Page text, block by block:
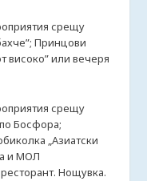
срещу
Принцови
високо” или вечеря
срещу
Босфора;
„Азиатски
и МОЛ
Нощувка.